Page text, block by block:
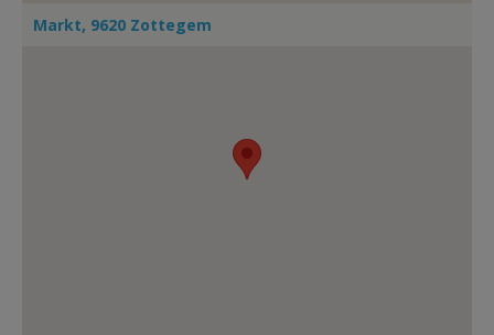
AANMELDEN OF REGISTREREN
Markt, 9620 Zottegem